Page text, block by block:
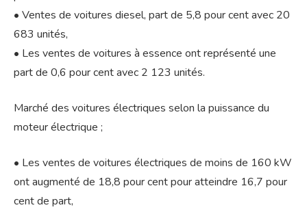
• Ventes de voitures diesel, part de 5,8 pour cent avec 20
683 unités,
• Les ventes de voitures à essence ont représenté une
part de 0,6 pour cent avec 2 123 unités.
Marché des voitures électriques selon la puissance du
moteur électrique ;
• Les ventes de voitures électriques de moins de 160 kW
ont augmenté de 18,8 pour cent pour atteindre 16,7 pour
cent de part,